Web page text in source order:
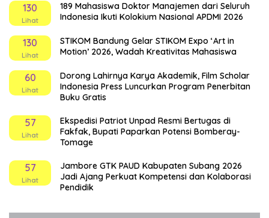
130
Lihat
189 Mahasiswa Doktor Manajemen dari Seluruh
Indonesia Ikuti Kolokium Nasional APDMI 2026
130
Lihat
STIKOM Bandung Gelar STIKOM Expo ‘Art in
Motion’ 2026, Wadah Kreativitas Mahasiswa
60
Lihat
Dorong Lahirnya Karya Akademik, Film Scholar
Indonesia Press Luncurkan Program Penerbitan
Buku Gratis
57
Lihat
Ekspedisi Patriot Unpad Resmi Bertugas di
Fakfak, Bupati Paparkan Potensi Bomberay-
Tomage
57
Lihat
Jambore GTK PAUD Kabupaten Subang 2026
Jadi Ajang Perkuat Kompetensi dan Kolaborasi
Pendidik